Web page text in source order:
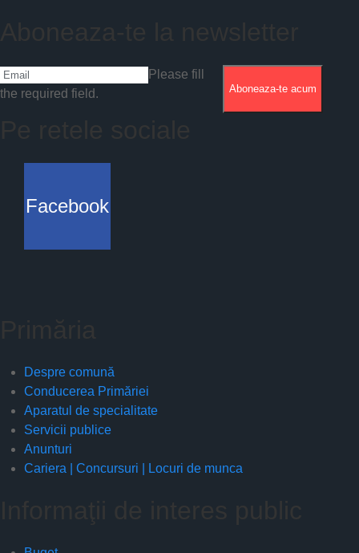
Please fill
the required field.
Aboneaza-te acum
Facebook
Despre comună
Conducerea Primăriei
Aparatul de specialitate
Servicii publice
Anunturi
Cariera | Concursuri | Locuri de munca